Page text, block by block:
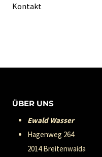
Kontakt
ÜBER UNS
Ewald Wasser
Hagenweg 264
2014 Breitenwaida